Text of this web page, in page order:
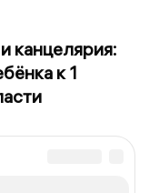
канцелярия:
к 1